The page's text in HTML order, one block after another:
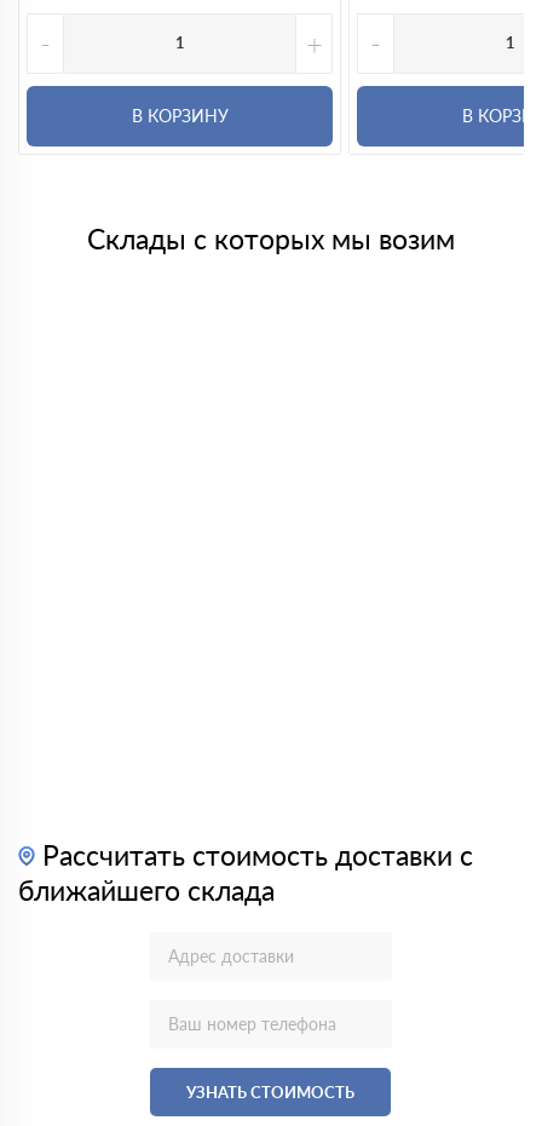
- +
В КОРЗИНУ
-
В
Склады с которых мы возим
Рассчитать стоимость доставки с
ближайшего склада
УЗНАТЬ СТОИМОСТЬ